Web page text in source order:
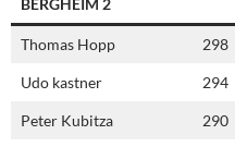
Thomas Hopp 298
Udo kastner 294
Peter Kubitza 290